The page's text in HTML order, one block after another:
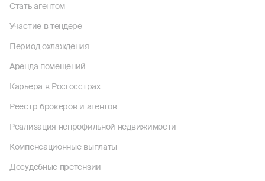
Стать агентом
Участие в тендере
Период охлаждения
Аренда помещений
Карьера в Росгосстрах
Реестр брокеров и агентов
Реализация непрофильной недвижимости
Компенсационные выплаты
Досудебные претензии